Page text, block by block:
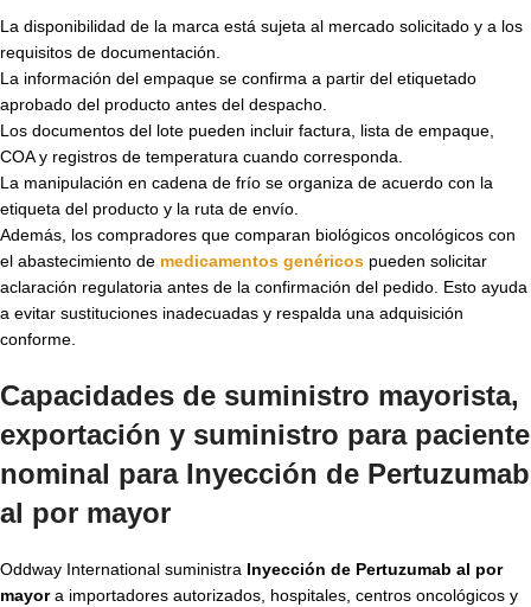
La disponibilidad de la marca está sujeta al mercado solicitado y a los
requisitos de documentación.
La información del empaque se confirma a partir del etiquetado
aprobado del producto antes del despacho.
Los documentos del lote pueden incluir factura, lista de empaque,
COA y registros de temperatura cuando corresponda.
La manipulación en cadena de frío se organiza de acuerdo con la
etiqueta del producto y la ruta de envío.
Además, los compradores que comparan biológicos oncológicos con
el abastecimiento de medicamentos genéricos pueden solicitar
aclaración regulatoria antes de la confirmación del pedido. Esto ayuda
a evitar sustituciones inadecuadas y respalda una adquisición
conforme.
Capacidades de suministro mayorista,
exportación y suministro para paciente
nominal para Inyección de Pertuzumab
al por mayor
Oddway International suministra Inyección de Pertuzumab al por
mayora importadores autorizados, hospitales, centros oncológicos y